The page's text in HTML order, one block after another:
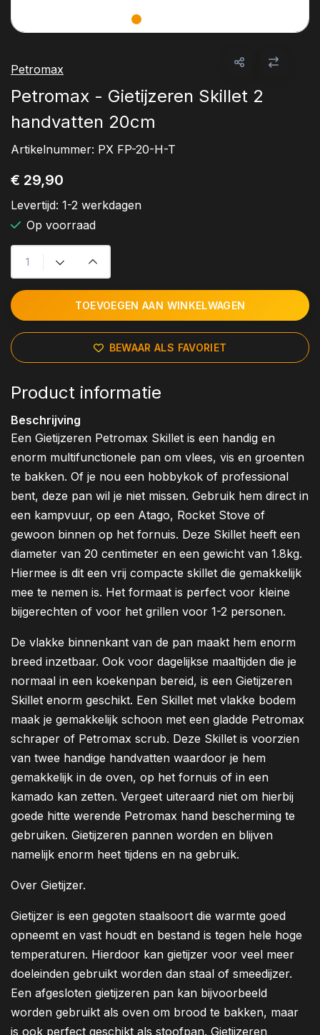
Petromax
Petromax - Gietijzeren Skillet 2
handvatten 20cm
Artikelnummer: PX FP-20-H-T
€ 29,90
Levertijd: 1-2 werkdagen
Op voorraad
TOEVOEGEN AAN WINKELWAGEN
BEWAAR ALS FAVORIET
Product informatie
Beschrijving
Een Gietijzeren Petromax Skillet is een handig en
enorm multifunctionele pan om vlees, vis en groenten
te bakken. Of je nou een hobbykok of professional
bent, deze pan wil je niet missen. Gebruik hem direct in
een kampvuur, op een Atago, Rocket Stove of
gewoon binnen op het fornuis. Deze Skillet heeft een
diameter van 20 centimeter en een gewicht van 1.8kg.
Hiermee is dit een vrij compacte skillet die gemakkelijk
mee te nemen is. Het formaat is perfect voor kleine
bijgerechten of voor het grillen voor 1-2 personen.
De vlakke binnenkant van de pan maakt hem enorm
breed inzetbaar. Ook voor dagelijkse maaltijden die je
normaal in een koekenpan bereid, is een Gietijzeren
Skillet enorm geschikt. Een Skillet met vlakke bodem
maak je gemakkelijk schoon met een gladde Petromax
schraper of Petromax scrub. Deze Skillet is voorzien
van twee handige handvatten waardoor je hem
gemakkelijk in de oven, op het fornuis of in een
kamado kan zetten. Vergeet uiteraard niet om hierbij
goede hitte werende Petromax hand bescherming te
gebruiken. Gietijzeren pannen worden en blijven
namelijk enorm heet tijdens en na gebruik.
Over Gietijzer.
Gietijzer is een gegoten staalsoort die warmte goed
opneemt en vast houdt en bestand is tegen hele hoge
temperaturen. Hierdoor kan gietijzer voor veel meer
doeleinden gebruikt worden dan staal of smeedijzer.
Een afgesloten gietijzeren pan kan bijvoorbeeld
worden gebruikt als oven om brood te bakken, maar
is ook perfect geschikt als stoofpan. Gietijzeren